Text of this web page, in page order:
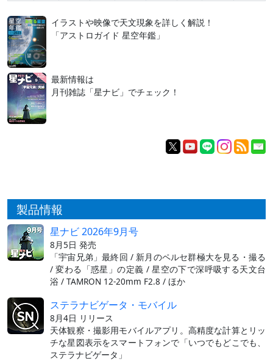
イラストや映像で天文現象を詳しく解説！
「アストロガイド 星空年鑑」
最新情報は
月刊雑誌「星ナビ」でチェック！
製品情報
星ナビ 2026年9月号
8月5日 発売
「宇宙兄弟」最終回 / 新月のペルセ群極大を見る・撮る
/ 変わる「惑星」の定義 / 星空の下で深呼吸する天文台
浴 / TAMRON 12-20mm F2.8 / ほか
ステラナビゲータ・モバイル
8月4日 リリース
天体観察・撮影用モバイルアプリ。高精度な計算とリッ
チな星図表示をスマートフォンで「いつでもどこでも、
ステラナビゲータ」